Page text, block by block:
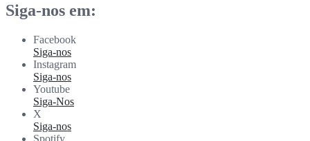
Siga-nos em:
Facebook
Siga-nos
Instagram
Siga-nos
Youtube
Siga-Nos
X
Siga-nos
Spotify